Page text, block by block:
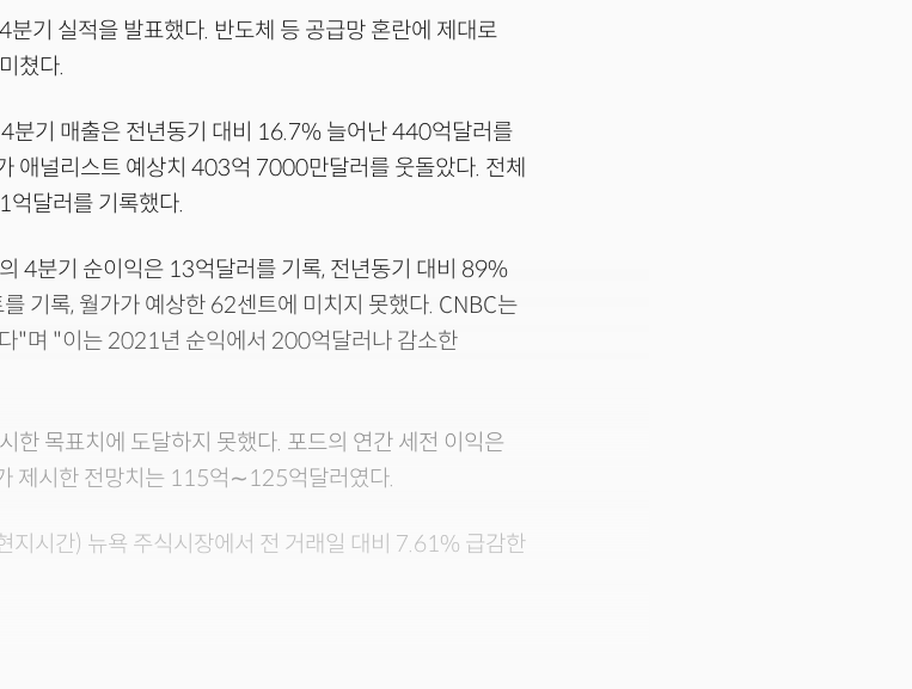
기 실적을 발표했다. 반도체 등 공급망 혼란에 제대로
쳤다.
분기 매출은 전년동기 대비 16.7% 늘어난 440억달러를
애널리스트 예상치 403억 7000만달러를 웃돌았다. 전체
달러를 기록했다.
4분기 순이익은 13억달러를 기록, 전년동기 대비 89%
기록, 월가가 예상한 62센트에 미치지 못했다. CNBC는
"며 "이는 2021년 순익에서 200억달러나 감소한
한 목표치에 도달하지 못했다. 포드의 연간 세전 이익은
제시한 전망치는 115억∼125억달러였다.
지시간) 뉴욕 주식시장에서 전 거래일 대비 7.61% 급감한